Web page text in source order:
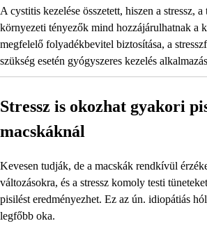
A cystitis kezelése összetett, hiszen a stressz, a
környezeti tényezők mind hozzájárulhatnak a
megfelelő folyadékbevitel biztosítása, a
szükség esetén gyógyszeres kezelés
Stressz is okozhat gyakori
macskáknál
Kevesen tudják, de a macskák rendkívül
változásokra, és a stressz komoly testi
pisilést eredményezhet. Ez az ún. idiopátiás
legfőbb oka.